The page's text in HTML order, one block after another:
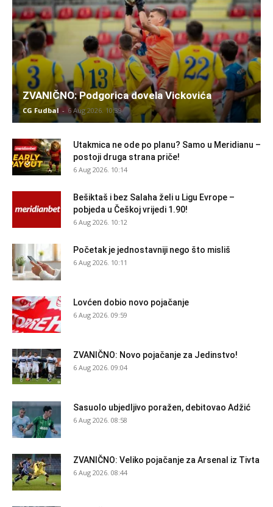
ZVANIČNO: Podgorica dovela Vickovića
CG Fudbal - 6 Aug 2026. 10:39
Utakmica ne ode po planu? Samo u Meridianu –
postoji druga strana priče!
6 Aug 2026. 10:14
Bešiktaš i bez Salaha želi u Ligu Evrope –
pobjeda u Češkoj vrijedi 1.90!
6 Aug 2026. 10:12
Početak je jednostavniji nego što misliš
6 Aug 2026. 10:11
Lovćen dobio novo pojačanje
6 Aug 2026. 09:59
ZVANIČNO: Novo pojačanje za Jedinstvo!
6 Aug 2026. 09:04
Sasuolo ubjedljivo poražen, debitovao Adžić
6 Aug 2026. 08:58
ZVANIČNO: Veliko pojačanje za Arsenal iz Tivta
6 Aug 2026. 08:44